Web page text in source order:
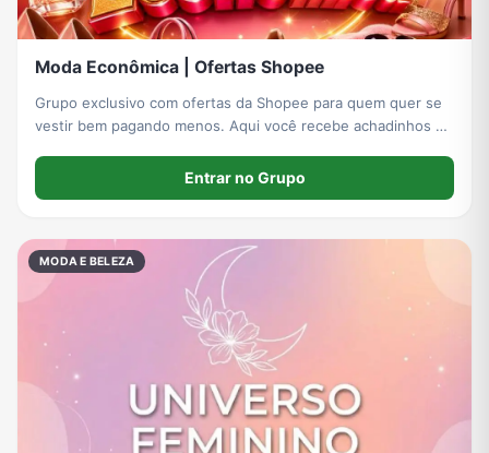
Moda Econômica | Ofertas Shopee
Grupo exclusivo com ofertas da Shopee para quem quer se
vestir bem pagando menos. Aqui você recebe achadinhos de
estilosas com ótimo custo-benefício.
Entrar no Grupo
MODA E BELEZA